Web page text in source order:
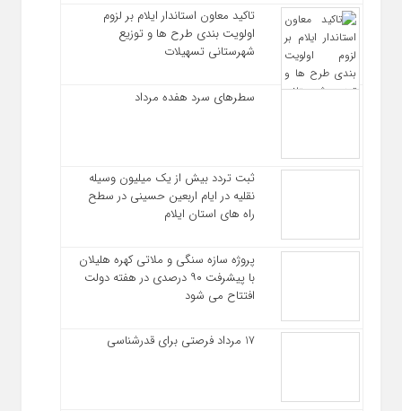
تاکید معاون استاندار ایلام بر لزوم
اولویت‌ بندی طرح‌ ها و توزیع
شهرستانی تسهیلات
سطرهای سرد هفده مرداد
ثبت تردد بیش از یک میلیون وسیله
نقلیه در ایام اربعین حسینی در سطح
راه‌ های استان ایلام
پروژه سازه سنگی و ملاتی کهره هلیلان
با پیشرفت ۹۰ درصدی در هفته دولت
افتتاح می شود
17 مرداد فرصتی برای قدرشناسی